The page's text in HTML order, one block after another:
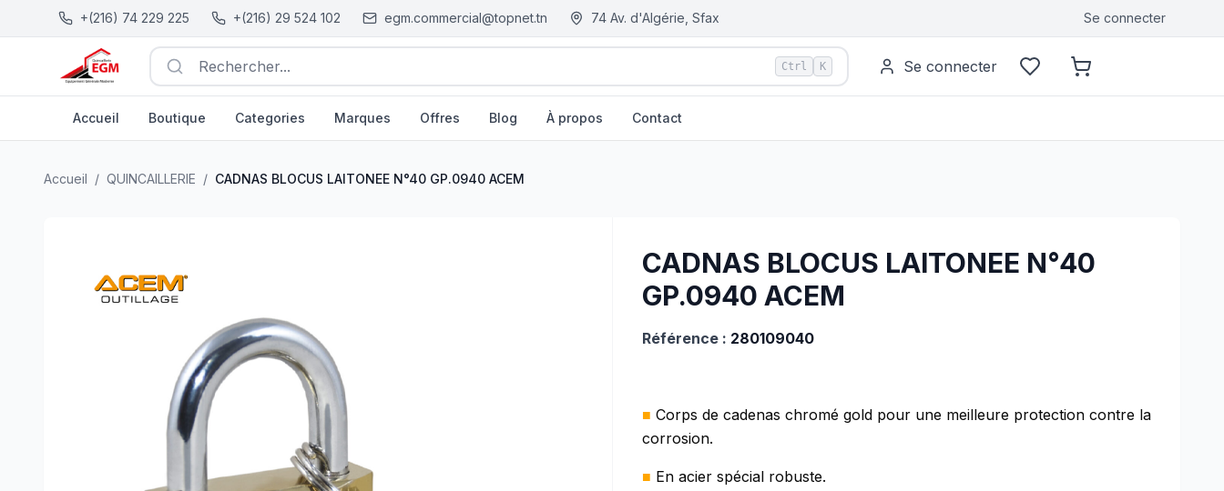
+(216) 74 229 225 +(216) 29 524 102 egm.commercial@topnet.tn 74 Av. d'Algérie, Sfax Se connecter
Rechercher... Ctrl K Se connecter
Accueil Boutique Categories Marques Offres Blog À propos Contact
Accueil / QUINCAILLERIE / CADNAS BLOCUS LAITONEE N°40 GP.0940 ACEM
CADNAS BLOCUS LAITONEE N°40
GP.0940 ACEM
Référence : 280109040
■ Corps de cadenas chromé gold pour une meilleure protection contre la
corrosion.
■ En acier spécial robuste.